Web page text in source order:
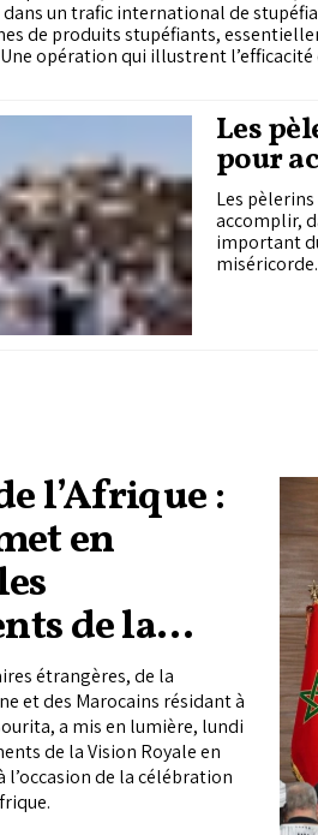
un trafic international de
de produits stupéfiants,
opération qui illustrent l’efficacité
pays de lutter conjointement contre
Les
pour
Hajj
Les
accomplir,
important
miséricorde.
l’Afrique :
en
de la
en
continent
étrangères, de la
et des Marocains résidant à
a mis en lumière, lundi
de la Vision Royale en
l’occasion de la célébration